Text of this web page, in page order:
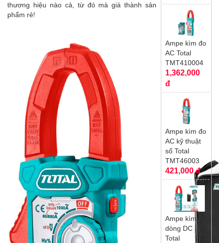
thương hiệu nào cả, từ đó mà giá thành sản
phẩm rẻ!
Ampe kìm đo
AC Total
TMT410004
1,362,000
đ
Ampe kìm đo
AC kỹ thuật
số Total
TMT46003
421,000 đ
Ampe kìm đo
dòng DC
Total